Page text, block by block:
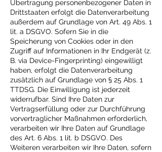
Übertragung personenbezogener Daten in
Drittstaaten erfolgt die Datenverarbeitung
außerdem auf Grundlage von Art. 49 Abs. 1
lit. a DSGVO. Sofern Sie in die
Speicherung von Cookies oder in den
Zugriff auf Informationen in Ihr Endgerät (z.
B. via Device-Fingerprinting) eingewilligt
haben, erfolgt die Datenverarbeitung
zusätzlich auf Grundlage von § 25 Abs. 1
TTDSG. Die Einwilligung ist jederzeit
widerrufbar. Sind Ihre Daten zur
Vertragserfüllung oder zur Durchführung
vorvertraglicher Maßnahmen erforderlich,
verarbeiten wir Ihre Daten auf Grundlage
des Art. 6 Abs. 1 lit. b DSGVO. Des
Weiteren verarbeiten wir Ihre Daten, sofern